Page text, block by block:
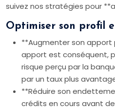
suivez nos stratégies pour
Optimiser son profil
**Augmenter son apport
apport est conséquent,
risque perçu par la
par un taux plus
**Réduire son
crédits en cours avant